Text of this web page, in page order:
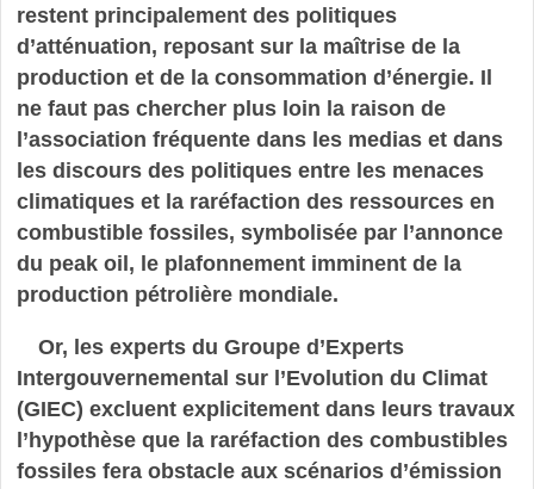
restent principalement des politiques
d’atténuation, reposant sur la maîtrise de la
production et de la consommation d’énergie. Il
ne faut pas chercher plus loin la raison de
l’association fréquente dans les medias et dans
les discours des politiques entre les menaces
climatiques et la raréfaction des ressources en
combustible fossiles, symbolisée par l’annonce
du peak oil, le plafonnement imminent de la
production pétrolière mondiale.
Or, les experts du Groupe d’Experts
Intergouvernemental sur l’Evolution du Climat
(GIEC) excluent explicitement dans leurs travaux
l’hypothèse que la raréfaction des combustibles
fossiles fera obstacle aux scénarios d’émission